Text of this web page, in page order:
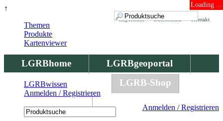
↑ Loading ...
Kontakt
Datenschutz
Impressum
LGRBhome
LGRBgeoportal
LGRBbohrungen
LGRB-Shop
Anmelden / Registrieren
Themen
Produkte
Kartenviewer
LGRBwissen
Anmelden / Registrieren